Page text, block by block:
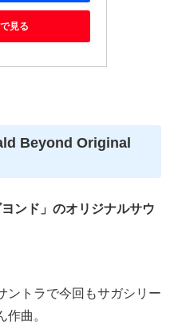
見る
Beyond Original
ンド」のオリジナルサウ
ントラで今回もサガシリー
曲。